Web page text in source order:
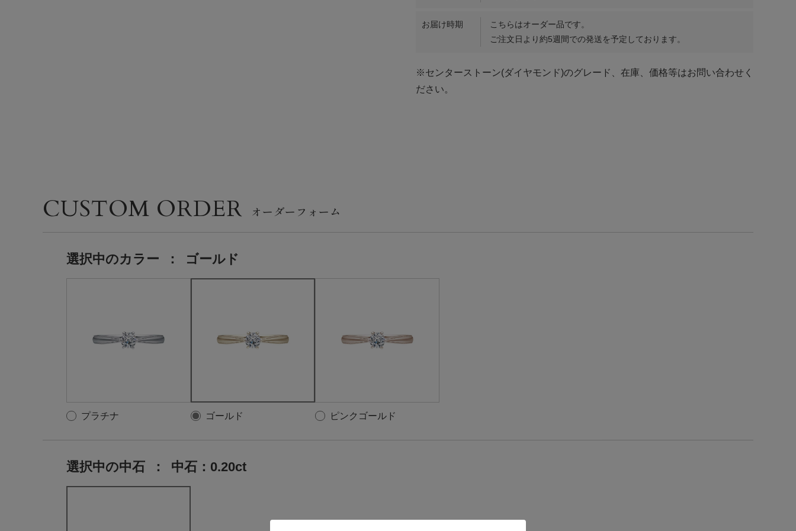
お届け時期
こちらはオーダー品です。
ご注文日より約5週間での発送を予定しております。
※センターストーン(ダイヤモンド)のグレード、在庫、価格等はお問い合わせく
ださい。
CUSTOM ORDER
選択中のカラー ： ゴールド
プラチナ ゴールド ピンクゴールド
選択中の中石 ： 中石：0.20ct